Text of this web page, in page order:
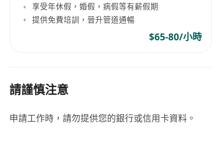
享受年休假，婚假，病假等有薪假期
提供免費培訓，晉升管道通暢
$65-80/小時
請謹慎注意
申請工作時，請勿提供您的銀行或信用卡資料。